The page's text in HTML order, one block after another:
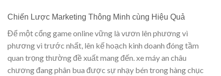
Chiến Lược Marketing Thông Minh cùng Hiệu Quả
Để một cổng game online vững là vươn lên phương vì
phương vì trước nhất, lên kế hoạch kinh doanh đóng tầm
quan trọng thường đề xuất mang đến. xe máy an châu
chương đang phân bua được sự nhạy bén trong hàng chục